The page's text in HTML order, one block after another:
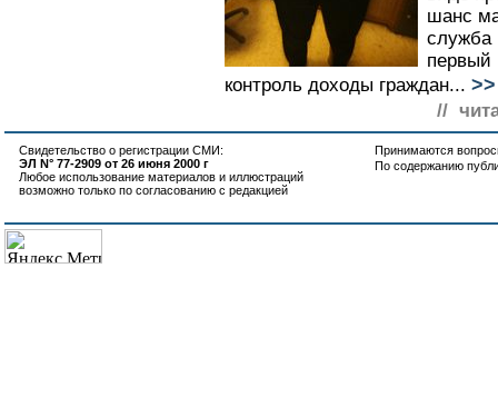
шанс
служба
первый
контроль доходы граждан... >>
//
Свидетельство о регистрации СМИ:
ЭЛ N° 77-2909 от 26 июня 2000 г
Любое использование материалов и иллюстраций
возможно только по согласованию с редакцией
Принимаются
По содержанию